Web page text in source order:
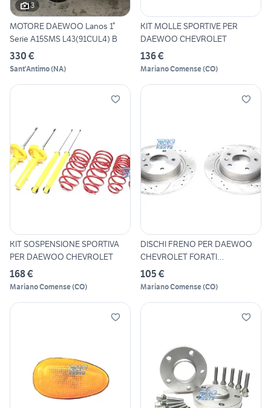
3
MOTORE DAEWOO Lanos 1°
Serie A15SMS L43(91CUL4) B
330 €
Sant'Antimo(NA)
KIT MOLLE SPORTIVE PER
DAEWOO CHEVROLET
136 €
Mariano Comense(CO)
KIT SOSPENSIONE SPORTIVA
PER DAEWOO CHEVROLET
168 €
Mariano Comense(CO)
DISCHI FRENO PER DAEWOO
CHEVROLET FORATI
SCANALATI
105 €
Mariano Comense(CO)